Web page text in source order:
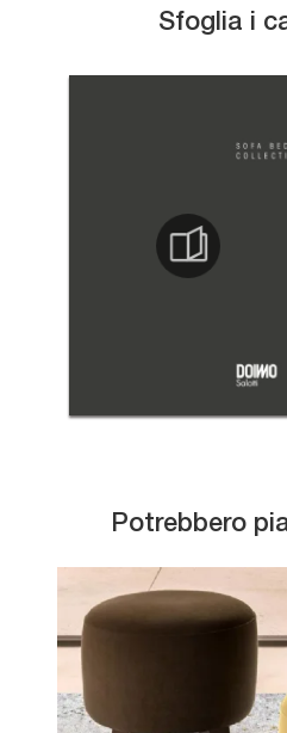
Sfoglia i
Potrebbero